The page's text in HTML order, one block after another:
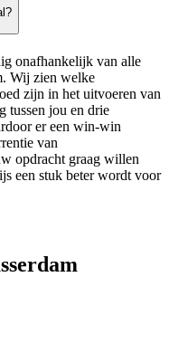
onafhankelijk van alle
Wij zien welke
zijn in het uitvoeren van
tussen jou en drie
er een win-win
van
opdracht graag willen
een stuk beter wordt voor